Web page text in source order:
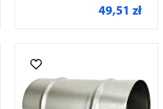
49,51 zł